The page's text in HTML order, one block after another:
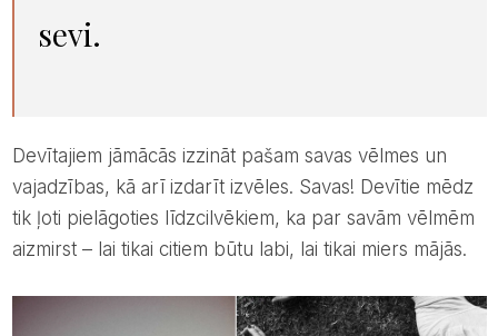
sevi.
Devītajiem jāmācās izzināt pašam savas vēlmes un
vajadzības, kā arī izdarīt izvēles. Savas! Devītie mēdz
tik ļoti pielāgoties līdzcilvēkiem, ka par savām vēlmēm
aizmirst – lai tikai citiem būtu labi, lai tikai miers mājās.